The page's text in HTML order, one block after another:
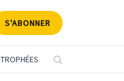
S'ABONNER
TROPHÉES